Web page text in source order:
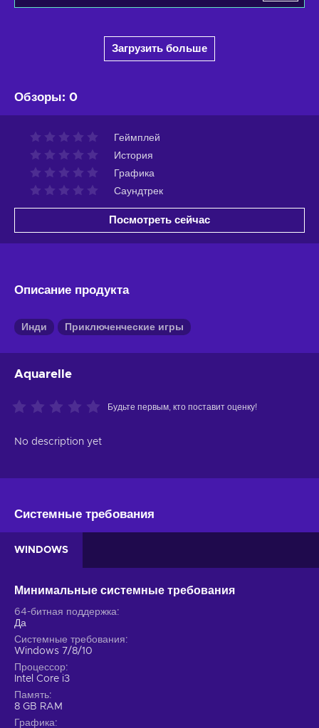
Загрузить больше
Обзоры: 0
Геймплей
История
Графика
Саундтрек
Посмотреть сейчас
Описание продукта
Инди Приключенческие игры
Aquarelle
Будьте первым, кто поставит оценку!
No description yet
Системные требования
WINDOWS
Минимальные системные требования
64-битная поддержка
Да
Системные требования
Windows 7/8/10
Процессор
Intel Core i3
Память
8 GB RAM
Графика